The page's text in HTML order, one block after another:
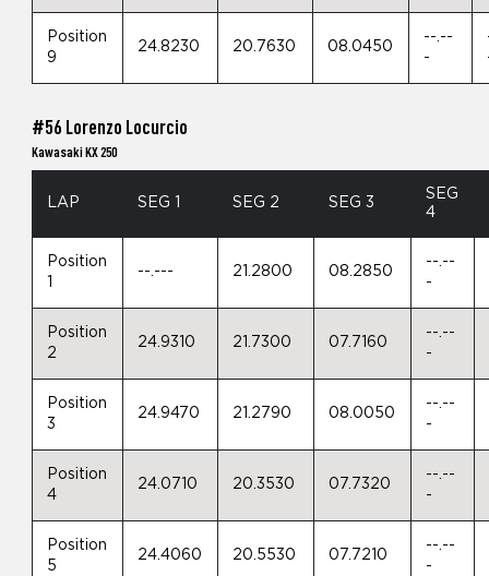
Position
9
24.8230 20.7630 08.0450
--.--
-
#56 Lorenzo Locurcio
Kawasaki KX 250
LAP SEG 1 SEG 2 SEG 3
SEG
4
Position
--.--- 21.2800 08.2850
--.--
-
Position
2
24.9310 21.7300 07.7160
--.--
-
Position
3
24.9470 21.2790 08.0050
--.--
-
Position
4
24.0710 20.3530 07.7320
--.--
-
Position
5
24.4060 20.5530 07.7210
--.--
-